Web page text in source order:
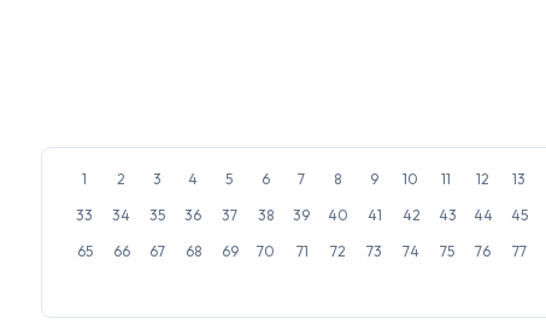
1 2 3 4 5 6 7 8 9 10 11 12 13
33
34 35 36 37 38 39 40 41 42 43 44 45
65
66 67 68 69 70 71 72 73 74 75 76 77